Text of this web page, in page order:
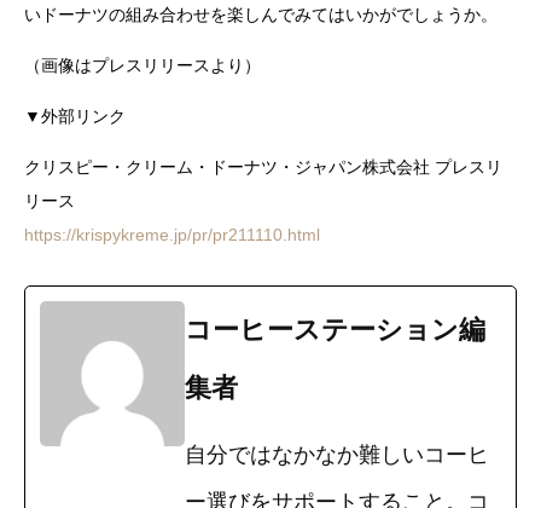
いドーナツの組み合わせを楽しんでみてはいかがでしょうか。
（画像はプレスリリースより）
▼外部リンク
クリスピー・クリーム・ドーナツ・ジャパン株式会社 プレスリ
リース
https://krispykreme.jp/pr/pr211110.html
コーヒーステーション編
集者
自分ではなかなか難しいコーヒ
ー選びをサポートすること。コ